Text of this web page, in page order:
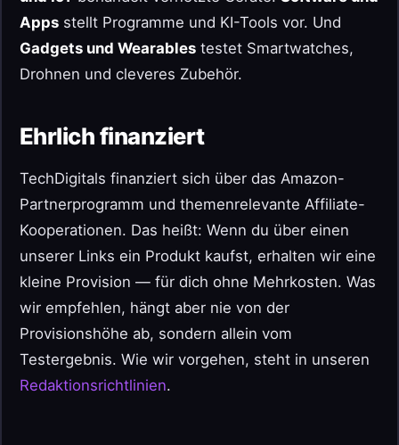
Apps stellt Programme und KI-Tools vor. Und
Gadgets und Wearables testet Smartwatches,
Drohnen und cleveres Zubehör.
Ehrlich finanziert
TechDigitals finanziert sich über das Amazon-
Partnerprogramm und themenrelevante Affiliate-
Kooperationen. Das heißt: Wenn du über einen
unserer Links ein Produkt kaufst, erhalten wir eine
kleine Provision — für dich ohne Mehrkosten. Was
wir empfehlen, hängt aber nie von der
Provisionshöhe ab, sondern allein vom
Testergebnis. Wie wir vorgehen, steht in unseren
Redaktionsrichtlinien.